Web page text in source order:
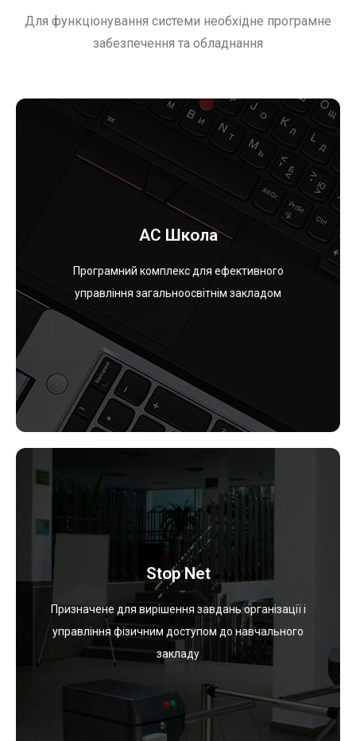
Для функціонування системи необхідне програмне
забезпечення та обладнання
АС Школа
Програмний комплекс для ефективного
управління загальноосвітнім закладом
інформаційна база даних для шкіл. Автоматичне
формування замовлень на виготовлення
учнівських квитків.
Переглянути
Stop Net
Призначене для вирішення завдань організації і
управління фізичним доступом до навчального
закладу
Stop Net
Організація надійного автоматизованого
пропускного режиму на територію навчального
закладу. Впровадження багатофункціональних
безконтактних учнівських квитків на основі
технології Mifare Plus.
Переглянути